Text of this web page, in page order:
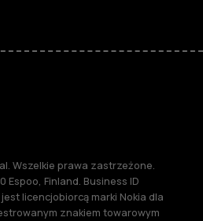
Wszelkie prawa zastrzeżone.
Espoo, Finland. Business ID
licencjobiorcą marki Nokia dla
znakiem towarowym